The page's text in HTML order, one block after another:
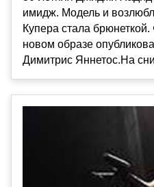
имидж. Модель и
Купера стала
новом образе
Димитрис Яннетос.На